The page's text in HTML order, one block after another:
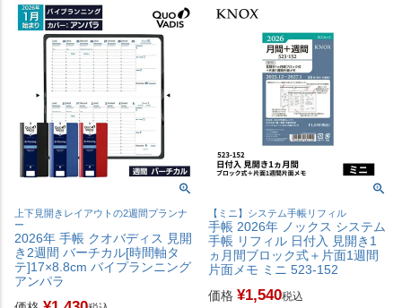
上下見開きレイアウトの2週間プランナ
ー
2026年 手帳 クオバディス 見開
き2週間 バーチカル[時間軸タ
テ]17×8.8cm バイプランニング
アンパラ
【ミニ】システム手帳リフィル
手帳 2026年 ノックス システム
手帳 リフィル 日付入 見開き1
ヵ月間ブロック式＋片面1週間
片面メモ ミニ 523-152
価格 ¥1,540税込